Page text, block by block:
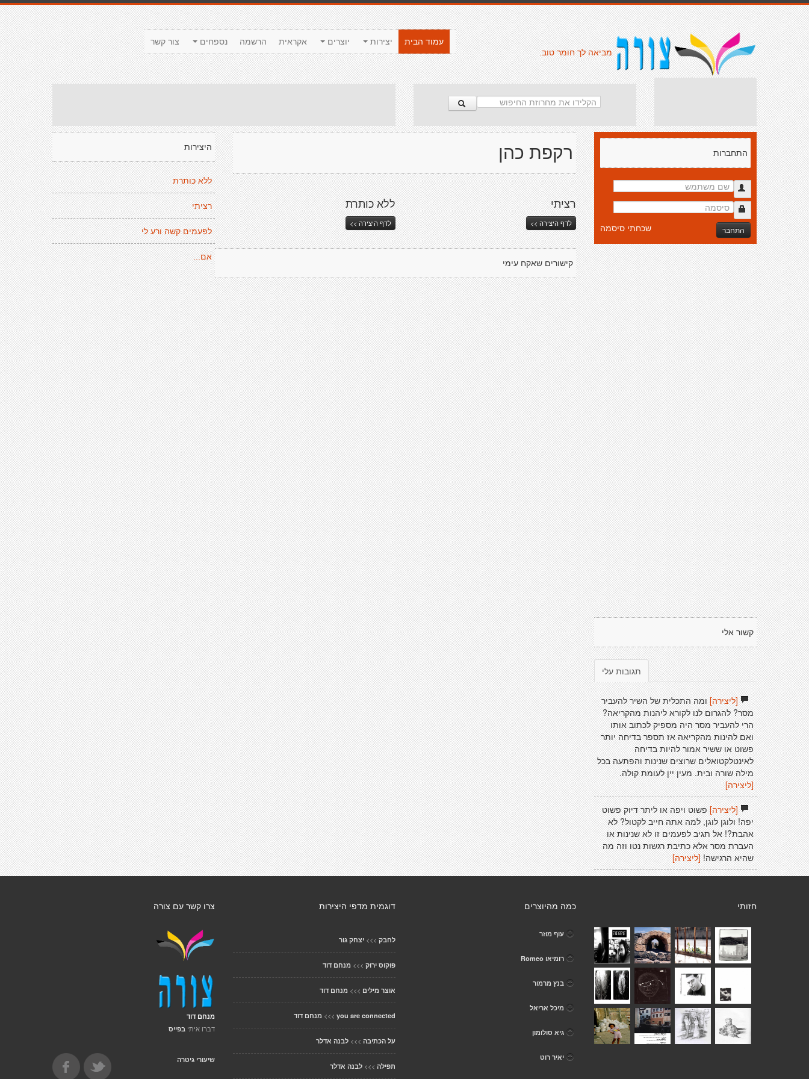
צור קשר נספחים הרשמה אקראית יוצרים יצירות
עמוד הבית
מביאה לך חומר טוב.
היצירות
ללא כותרת
רציתי
לפעמים קשה ורע לי
אם...
רקפת כהן
ללא כותרת
לדף היצירה >>
רציתי
לדף היצירה >>
קישורים שאקח עימי
התחברות
התחבר שכחתי סיסמה
קשור אלי
תגובות עלי
[ליצירה]ומה התכלית של השיר להעביר
מסר? להגרום לנו לקורא ליהנות מהקריאה?
הרי להעביר מסר היה מספיק לכתוב אותו
ואם להינות מהקריאה אז תספר בדיחה יותר
פשוט או ששיר אמור להיות בדיחה
לאינטלקטואלים שרוצים שנינות והפתעה בכל
מילה שורה ובית. מעין יין לעומת קולה.
[ליצירה]
[ליצירה]פשוט ויפה או ליתר דיוק פשוט
יפה! ולוגן לוגן, למה אתה חייב לקטול? לא
אהבת?! אל תגיב לפעמים זו לא שנינות או
העברת מסר אלא כתיבת רגשות נטו וזה מה
שהיא הרגישה! [ליצירה]
צרו קשר עם צורה
מנחם דוד
דברו איתי בפייס
שיעורי גיטרה
דוגמית מדפי היצירות
לחבק >>> יצחק גור
פוקוס ירוק >>> מנחם דוד
אוצר מילים >>> מנחם דוד
you are connected
>>> מנחם דוד
על הכתיבה >>> לבנה אדלר
תפילה >>> לבנה אדלר
כמה מהיוצרים
עוף מוזר
רומיאו Romeo
בנץ מרמור
מיכל אריאל
גיא סולומון
יאיר רוט
חזותי